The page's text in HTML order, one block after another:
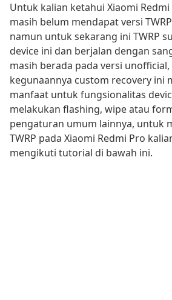
Untuk kalian ketahui Xiaomi
masih belum mendapat versi
namun untuk sekarang ini TWRP
device ini dan berjalan dengan
masih berada pada versi
kegunaannya custom recovery ini
manfaat untuk fungsionalitas
melakukan flashing, wipe atau
pengaturan umum lainnya, untuk
TWRP pada Xiaomi Redmi Pro
mengikuti tutorial di bawah ini.